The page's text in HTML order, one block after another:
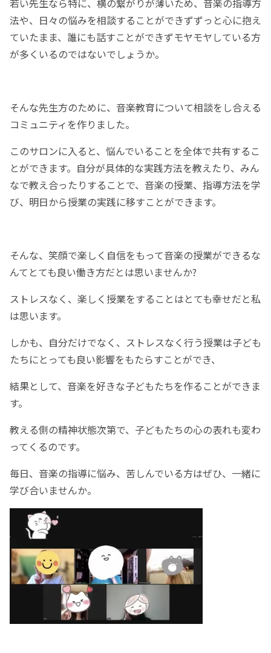
法や、日々の悩みを相談することができずずっと心に抱え
ていたまま、誰にも話すことができずモヤモヤしている方
が多くいるのではないでしょうか。
そんな先生方のために、音楽教育について相談をし合える
コミュニティを作りました。
このサロンに入ると、悩んでいることを全体で共有するこ
とができます。自分が具体的な実践方法を教えたり、みん
なで教え合ったりすることで、音楽の授業、指導方法を学
び、明日から授業の実践に移すことができます。
そんな、笑顔で楽しく自信をもって音楽の授業ができるな
んてとても良い働き方だとは思いませんか?
ストレスなく、楽しく授業をすることはとても幸せだと私
は思います。
しかも、自分だけでなく、ストレスなく行う授業は子ども
たちにとっても良い影響をもたらすことができ、
結果として、音楽を好きな子どもたちを作ることができま
す。
教える側の精神状態次第で、子どもたちの心の表れも変わ
ってくるのです。
毎日、音楽の指導に悩み、苦しんでいる方はぜひ、一緒に
学び合いませんか。